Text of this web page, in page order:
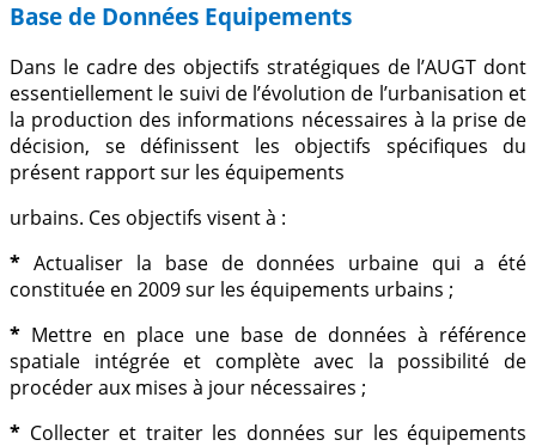
Base de Données Equipements
Dans le cadre des objectifs stratégiques de l’AUGT dont
essentiellement le suivi de l’évolution de l’urbanisation et
la production des informations nécessaires à la prise de
décision, se définissent les objectifs spécifiques du
présent rapport sur les équipements
urbains. Ces objectifs visent à :
* Actualiser la base de données urbaine qui a été
constituée en 2009 sur les équipements urbains ;
* Mettre en place une base de données à référence
spatiale intégrée et complète avec la possibilité de
procéder aux mises à jour nécessaires ;
* Collecter et traiter les données sur les équipements